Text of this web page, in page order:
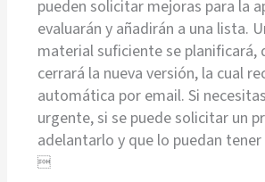
pueden solicitar mejoras para la
evaluarán y añadirán a una lista.
material suficiente se planificará,
cerrará la nueva versión, la cual
automática por email. Si
urgente, si se puede solicitar un
adelantarlo y que lo puedan
